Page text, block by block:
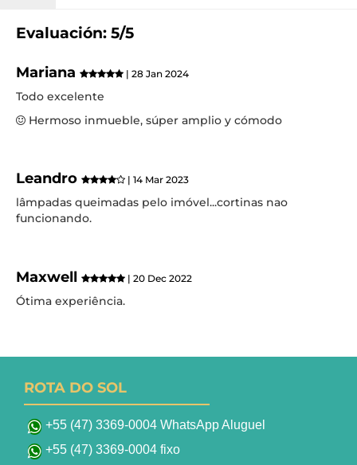
Evaluación: 5/5
Mariana | 28 Jan 2024
Todo excelente
Hermoso inmueble, súper amplio y cómodo
Leandro | 14 Mar 2023
lâmpadas queimadas pelo imóvel...cortinas nao
funcionando.
Maxwell | 20 Dec 2022
Ótima experiência.
ROTA DO SOL
+55 (47) 3369-0004 WhatsApp Aluguel
+55 (47) 3369-0004 fixo